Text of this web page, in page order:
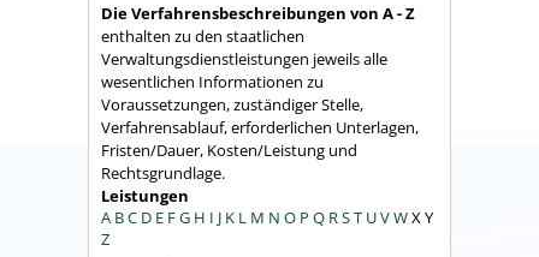
Die Verfahrensbeschreibungen von A - Z
enthalten zu den staatlichen
Verwaltungsdienstleistungen jeweils alle
wesentlichen Informationen zu
Voraussetzungen, zuständiger Stelle,
Verfahrensablauf, erforderlichen Unterlagen,
Fristen/Dauer, Kosten/Leistung und
Rechtsgrundlage.
Leistungen
A BC D E FG H I J K L M N O P Q RST UVWX Y
Z